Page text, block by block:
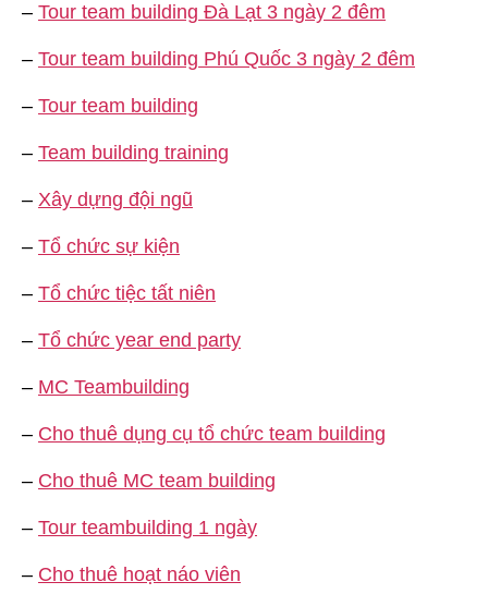
– Tour team building Đà Lạt 3 ngày 2 đêm
– Tour team building Phú Quốc 3 ngày 2 đêm
– Tour team building
– Team building training
– Xây dựng đội ngũ
– Tổ chức sự kiện
– Tổ chức tiệc tất niên
– Tổ chức year end party
– MC Teambuilding
– Cho thuê dụng cụ tổ chức team building
– Cho thuê MC team building
– Tour teambuilding 1 ngày
– Cho thuê hoạt náo viên